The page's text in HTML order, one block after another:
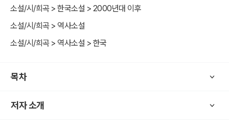
수하 일가와 박경여 일가는 세기에 한 번 나올까 말까 한 명당자리를
두고 철천지원수가 되어 처절한 싸움을 벌인다. 그 과정에서 아버지를
잃고, 아버지의 죽음을 복수하려고 나섰던 언니까지 잃은 차랑은 가문
의 억울함을 풀기 위해 조선 사대부의 권력에 피나도록 맞부딪친다.
이창래가 벌이는 희대의 사기극, 박수하의 딸 차랑과 박경여의 아들 박
원규 사이에 피어나는 로맨스, 명당을 두고 두 가문이 펼치는 팽팽한
상치 못한 사기극의 전말, 그 속에 숨은 음모와 계략, 사건의 한가운데
소설/시/희곡 > 한국소설 > 2000년대 이후
소설/시/희곡 > 역사소설
소설/시/희곡 > 역사소설 > 한국
목차
저자 소개